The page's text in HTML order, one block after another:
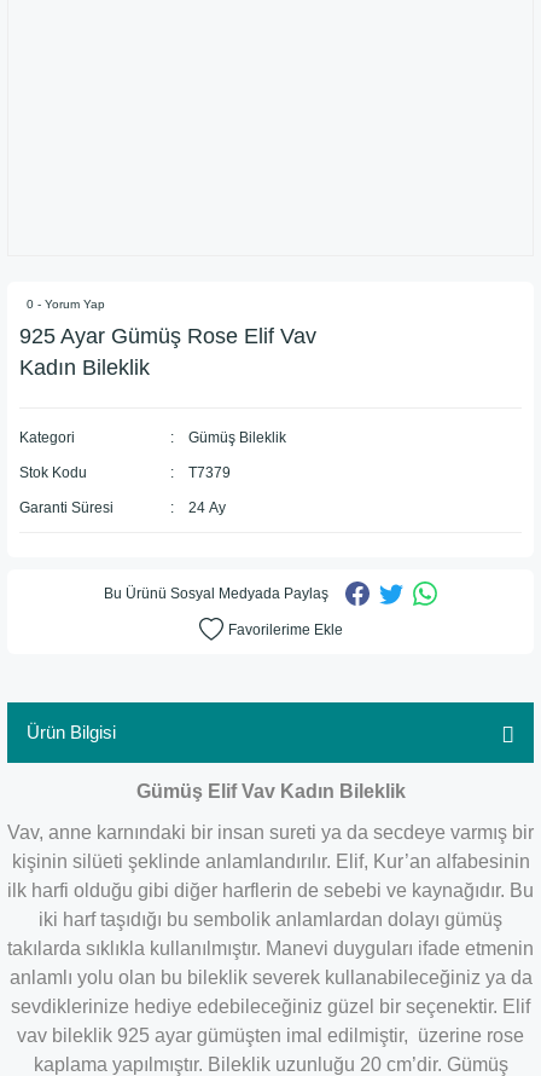
0 - Yorum Yap
925 Ayar Gümüş Rose Elif Vav
Kadın Bileklik
Kategori Gümüş Bileklik
Stok Kodu T7379
Garanti Süresi 24 Ay
Bu Ürünü Sosyal Medyada Paylaş
Ürün Bilgisi
Gümüş Elif Vav Kadın Bileklik
Vav, anne karnındaki bir insan sureti ya da secdeye varmış bir
kişinin silüeti şeklinde anlamlandırılır. Elif, Kur’an alfabesinin
ilk harfi olduğu gibi diğer harflerin de sebebi ve kaynağıdır. Bu
iki harf taşıdığı bu sembolik anlamlardan dolayı gümüş
takılarda sıklıkla kullanılmıştır. Manevi duyguları ifade etmenin
anlamlı yolu olan bu bileklik severek kullanabileceğiniz ya da
sevdiklerinize hediye edebileceğiniz güzel bir seçenektir. Elif
vav bileklik 925 ayar gümüşten imal edilmiştir, üzerine rose
kaplama yapılmıştır. Bileklik uzunluğu 20 cm’dir. Gümüş